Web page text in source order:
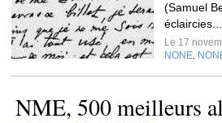
(Samuel
éclaircies...
Le 17
NONE
NME, 500 meilleurs